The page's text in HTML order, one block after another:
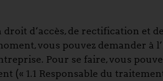
d’accès, de rectification et
vous pouvez demander à
Pour se faire, vous
(« 1.1 Responsable du